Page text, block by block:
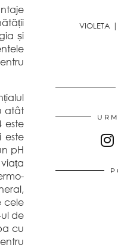
și
atât
este
este
pH
cele
de
cu
VIOLETA